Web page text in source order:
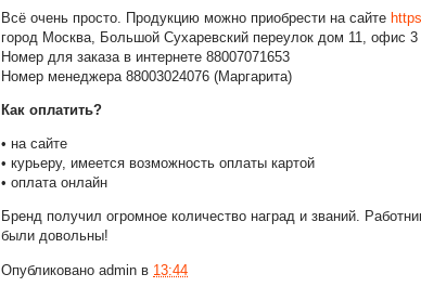
Всё очень просто. Продукцию можно приобрести на сайте
город Москва, Большой Сухаревский переулок дом 11, офис 3
Номер для заказа в интернете 88007071653
Номер менеджера 88003024076 (Маргарита)
Как оплатить?
• на сайте
• курьеру, имеется возможность оплаты картой
• оплата онлайн
Бренд получил огромное количество наград и званий.
были довольны!
Опубликовано admin в 13:44